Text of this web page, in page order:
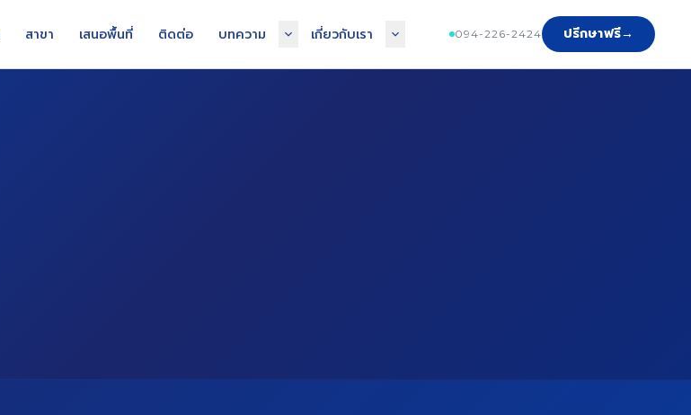
สาขา เสนอพื้นที่ ติดต่อ บทความ เกี่ยวกับเรา 094-226-2424 ปรึกษาฟรี→